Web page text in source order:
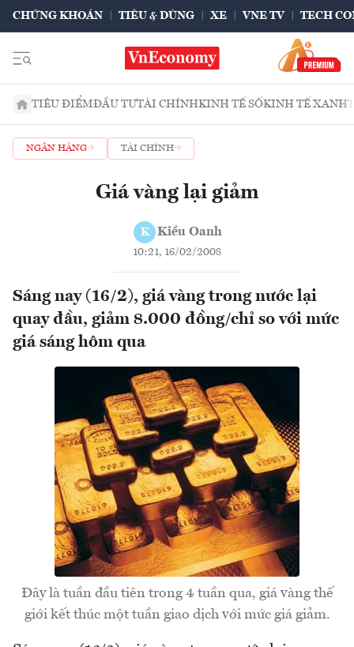
CHỨNG KHOÁN TIÊU & DÙNG XE VNE TV TECH
TIÊU ĐIỂMĐẦU TƯTÀI CHÍNHKINH TẾ SỐKINH TẾ XANH
NGÂN HÀNG TÀI CHÍNH
Giá vàng lại giảm
K Kiều Oanh
10:21, 16/02/2008
Sáng nay (16/2), giá vàng trong nước lại
quay đầu, giảm 8.000 đồng/chỉ so với mức
giá sáng hôm qua
Đây là tuần đầu tiên trong 4 tuần qua, giá vàng thế
giới kết thúc một tuần giao dịch với mức giá giảm.